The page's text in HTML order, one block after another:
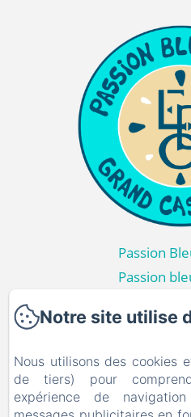
Passion
Passion
Passion
Notre site utilise
Nous utilisons des cookies
de tiers) pour
expérience de